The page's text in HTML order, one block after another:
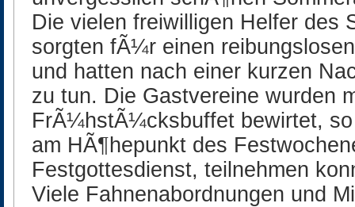
Die vielen freiwilligen Helfer des
sorgten fÃ¼r einen
und hatten nach einer kurzen
zu tun. Die Gastvereine wurden
FrÃ¼hstÃ¼cksbuffet bewirtet,
am HÃ¶hepunkt des
Festgottesdienst, teilnehmen
Viele Fahnenabordnungen und